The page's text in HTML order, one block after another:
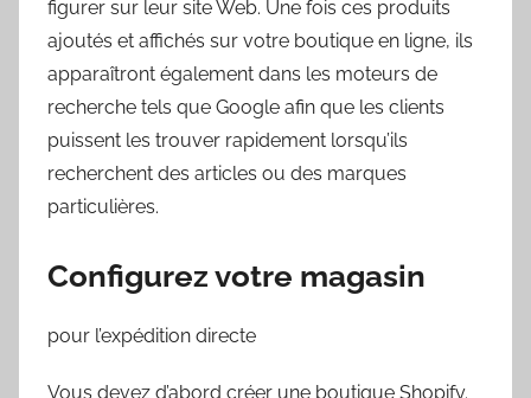
figurer sur leur site Web. Une fois ces produits
ajoutés et affichés sur votre boutique en ligne, ils
apparaîtront également dans les moteurs de
recherche tels que Google afin que les clients
puissent les trouver rapidement lorsqu’ils
recherchent des articles ou des marques
particulières.
Configurez votre magasin
pour l’expédition directe
Vous devez d’abord créer une boutique Shopify.